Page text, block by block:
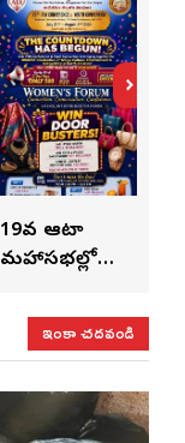
19వ ఆటా
మహాసభల్లో
ప్రత్యేకంగా
‘ఉమెన్స్ ఫోరమ్’
ఇంకా చదవండి